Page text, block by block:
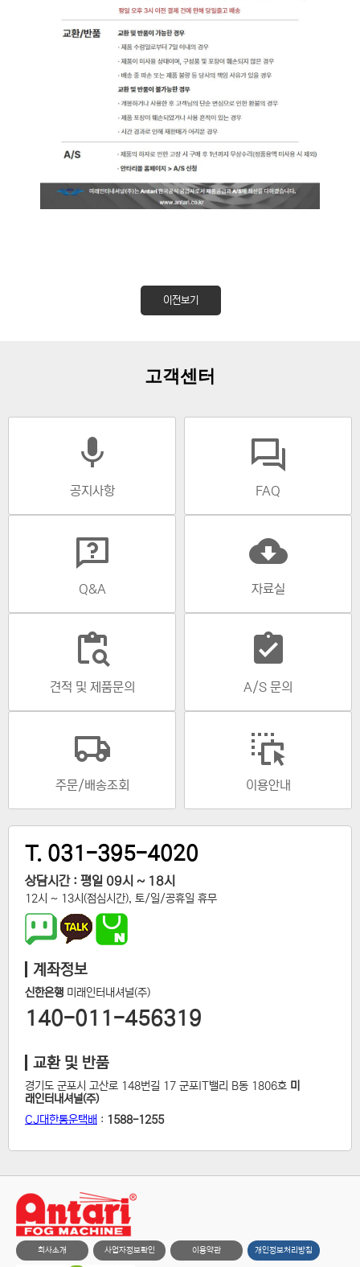
이전보기
고객센터
mic
공지사항 FAQ
Q&A
cloud_download
자료실
content_paste_search
견적 및 제품문의
assignment_turned_in
A/S 문의
주문/배송조회 이용안내
T. 031-395-4020
상담시간 : 평일 09시 ~ 18시
12시 ~ 13시(점심시간), 토/일/공휴일 휴무
계좌정보
신한은행 미래인터내셔널(주)
140-011-456319
교환 및 반품
경기도 군포시 고산로 148번길 17 군포IT밸리 B동 1806호 미
래인터내셔널(주)
CJ대한통운택배 : 1588-1255
회사소개 사업자정보확인 이용약관 개인정보처리방침